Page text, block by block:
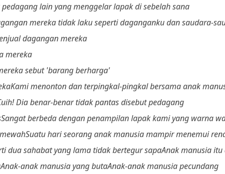
pedagang lain yang menggelar lapak di sebelah sana
mereka tidak laku seperti daganganku dan saudara-
dagangan mereka
mereka
sebut 'barang berharga'
Kami menonton dan terpingkal-pingkal bersama anak
Dia benar-benar tidak pantas disebut pedagang
Sangat berbeda dengan penampilan lapak kami yang warna
Suatu hari seorang anak manusia mampir menemui
dua sahabat yang lama tidak bertegur sapaAnak manusia
Anak-anak manusia yang butaAnak-anak manusia pecundang